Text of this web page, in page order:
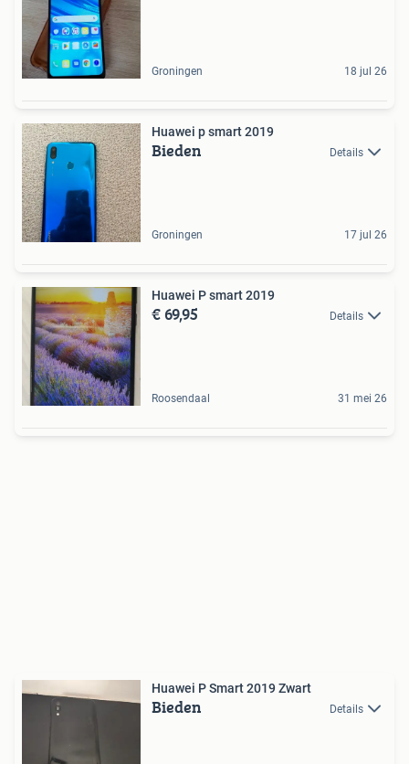
Groningen 18 jul 26
Huawei p smart 2019
Bieden Details
Groningen 17 jul 26
Huawei P smart 2019
€ 69,95 Details
Roosendaal 31 mei 26
Huawei P Smart 2019 Zwart
Bieden Details